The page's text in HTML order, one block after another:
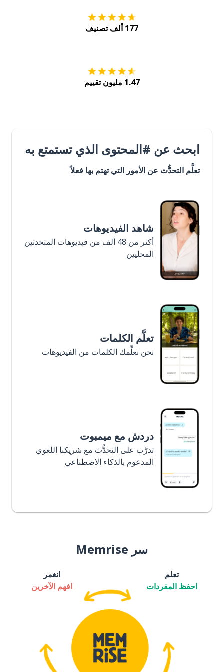
177 ألف تصنيف
1.47 مليون تقييم
ابحث عن #المحتوى الذي تستمتع به
تعلَّم التحدُّث عن الأمور التي تهتم بها فعلاً
شاهد الفيديوهات
أكثر من 48 ألف من فيديوهات المتحدثين
المحليين
تعلَّم الكلمات
نحن نعلِّمك الكلمات من الفيديوهات
دردش مع ميمبوت
تدرَّب على التحدُّث مع شريكنا اللغوي
المدعوم بالذكاء الاصطناعي
سر Memrise
تعلم
احفظ المفردات
انغمر
افهم الآخرين